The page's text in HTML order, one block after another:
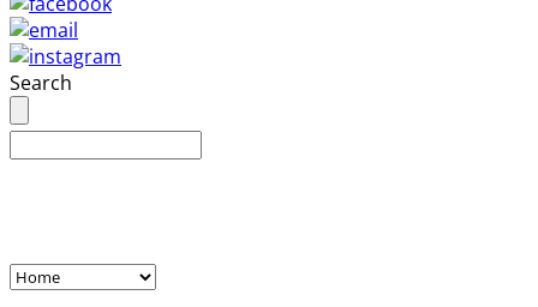
Search